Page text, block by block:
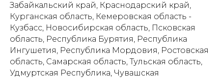
Забайкальский край, Краснодарский край,
Курганская область, Кемеровская область -
Кузбасс, Новосибирская область, Псковская
область, Республика Бурятия, Республика
Ингушетия, Республика Мордовия, Ростовская
область, Самарская область, Тульская область,
Удмуртская Республика, Чувашская